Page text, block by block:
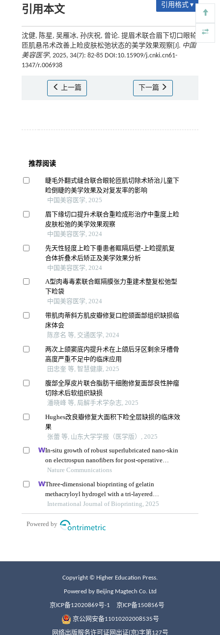
引用本文 引用格式 ▾
沈健, 陈星, 吴雁冰, 孙庆祝, 曾论. 提眉术联合眉下切口眼轮
匝肌悬吊术改善上睑皮肤松弛状态的美学效果观察[J]. 中国
美容医学, 2025, 34(7): 82-85 DOI:10.15909/j.cnki.cn61-
1347/r.006938
上一篇 下一篇
Copyright © Higher Education Press.
Powered by Beijing Magtech Co. Ltd
京ICP备12020869号-1 京ICP备150856号
京公网安备11010202008535号
网络出版服务许可证网出证(京)字第127号